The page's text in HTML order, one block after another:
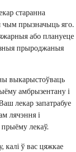
старанна
чым прызначыць яго.
або плануеце
прыроджаныя
выкарыстоўваць
амбрызентану і
лекар запатрабуе
лячэння і
лекаў.
калі ў вас цяжкае